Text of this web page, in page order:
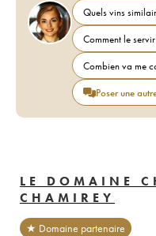
Quels vins
Comment le
Combien va me
Poser une
LE DOMAINE
CHAMIREY
★ Domaine partenaire